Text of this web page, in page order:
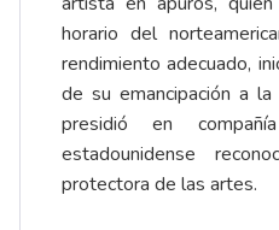
horario del
rendimiento adecuado,
de su emancipación a
presidió en
estadounidense
protectora de las artes.